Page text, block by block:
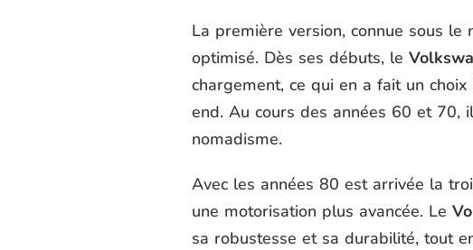
La première version, connue sous
optimisé. Dès ses débuts, le
chargement, ce qui en a fait un
end. Au cours des années 60 et
nomadisme.
Avec les années 80 est arrivée la
une motorisation plus avancée. Le
sa robustesse et sa durabilité, tout